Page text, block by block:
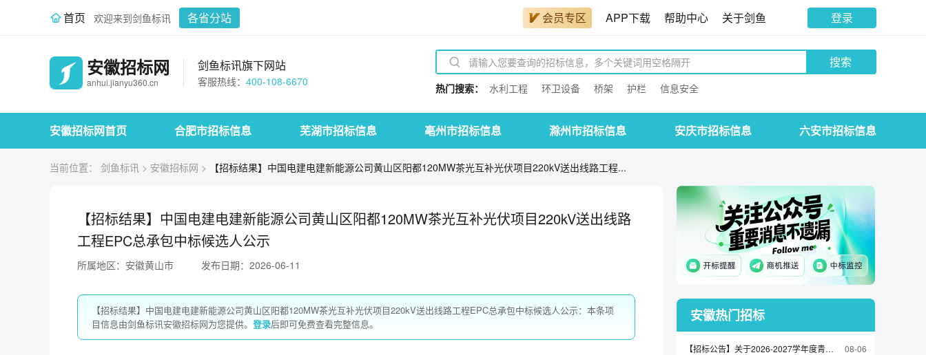
首页 欢迎来到剑鱼标讯 各省分站 会员专区 APP下载 帮助中心 关于剑鱼 登录
安徽招标网
anhui.jianyu360.cn
剑鱼标讯旗下网站
客服热线： 400-108-6670
搜索
热门搜索： 水利工程 环卫设备 桥架 护栏 信息安全
安徽招标网首页 合肥市招标信息 芜湖市招标信息 亳州市招标信息 滁州市招标信息 安庆市招标信息 六安市招标信息
当前位置： 剑鱼标讯 > 安徽招标网 > 【招标结果】中国电建电建新能源公司黄山区阳都120MW茶光互补光伏项目220kV送出线路工程...
【招标结果】中国电建电建新能源公司黄山区阳都120MW茶光互补光伏项目220kV送出线路
工程EPC总承包中标候选人公示
所属地区：安徽黄山市 发布日期：2026-06-11
【招标结果】中国电建电建新能源公司黄山区阳都120MW茶光互补光伏项目220kV送出线路工程EPC总承包中标候选人公示：本条项
目信息由剑鱼标讯安徽招标网为您提供。 登录后即可免费查看完整信息。 安徽热门招标
【招标公告】关于2026-2027学年度青阳县丁桥镇中心小学食堂食材配送服务项目的招标公告
08-06